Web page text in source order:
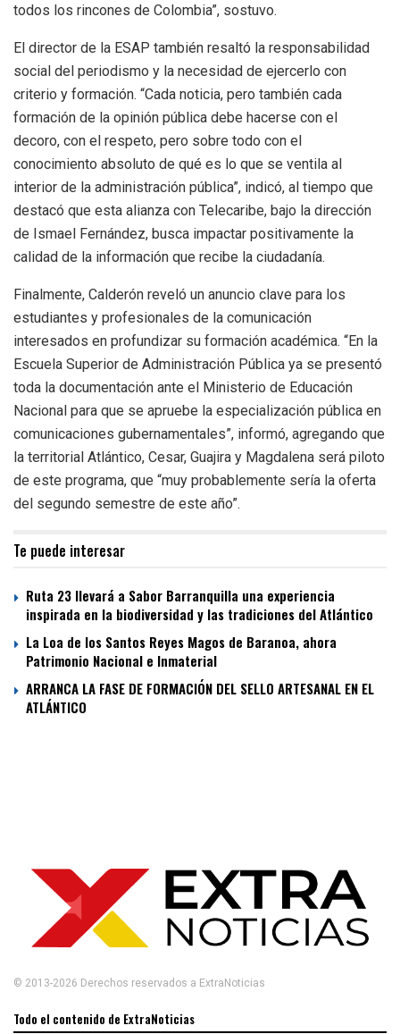
todos los rincones de Colombia”, sostuvo.
El director de la ESAP también resaltó la responsabilidad
social del periodismo y la necesidad de ejercerlo con
criterio y formación. “Cada noticia, pero también cada
formación de la opinión pública debe hacerse con el
decoro, con el respeto, pero sobre todo con el
conocimiento absoluto de qué es lo que se ventila al
interior de la administración pública”, indicó, al tiempo que
destacó que esta alianza con Telecaribe, bajo la dirección
de Ismael Fernández, busca impactar positivamente la
calidad de la información que recibe la ciudadanía.
Finalmente, Calderón reveló un anuncio clave para los
estudiantes y profesionales de la comunicación
interesados en profundizar su formación académica. “En la
Escuela Superior de Administración Pública ya se presentó
toda la documentación ante el Ministerio de Educación
Nacional para que se apruebe la especialización pública en
comunicaciones gubernamentales”, informó, agregando que
la territorial Atlántico, Cesar, Guajira y Magdalena será piloto
de este programa, que “muy probablemente sería la oferta
del segundo semestre de este año”.
Te puede interesar
Ruta 23 llevará a Sabor Barranquilla una experiencia
inspirada en la biodiversidad y las tradiciones del Atlántico
La Loa de los Santos Reyes Magos de Baranoa, ahora
Patrimonio Nacional e Inmaterial
ARRANCA LA FASE DE FORMACIÓN DEL SELLO ARTESANAL EN EL
ATLÁNTICO
© 2013-2026 Derechos reservados a ExtraNoticias
Todo el contenido de ExtraNoticias